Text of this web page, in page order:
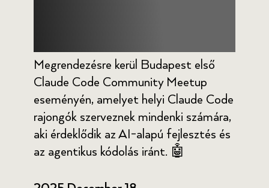
Megrendezésre kerül Budapest első
Claude Code Community Meetup
eseményén, amelyet helyi Claude Code
rajongók szerveznek mindenki számára,
aki érdeklődik az AI-alapú fejlesztés és
az agentikus kódolás iránt. 🤖